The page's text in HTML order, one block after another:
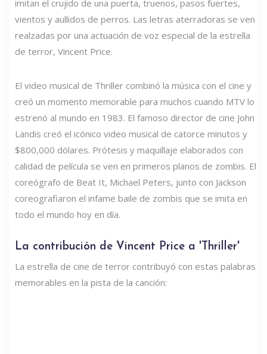
imitan el crujido de una puerta, truenos, pasos fuertes,
vientos y aullidos de perros. Las letras aterradoras se ven
realzadas por una actuación de voz especial de la estrella
de terror, Vincent Price.
El video musical de Thriller combinó la música con el cine y
creó un momento memorable para muchos cuando MTV lo
estrenó al mundo en 1983. El famoso director de cine John
Landis creó el icónico video musical de catorce minutos y
$800,000 dólares. Prótesis y maquillaje elaborados con
calidad de película se ven en primeros planos de zombis. El
coreógrafo de Beat It, Michael Peters, junto con Jackson
coreografiaron el infame baile de zombis que se imita en
todo el mundo hoy en día.
La contribución de Vincent Price a 'Thriller'
La estrella de cine de terror contribuyó con estas palabras
memorables en la pista de la canción: